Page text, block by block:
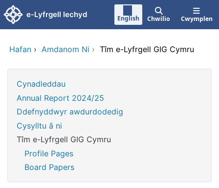
Neidio i'r prif gynnwy
e-Lyfrgell Iechyd English Chwilio Cwymplen
Hafan › Amdanom Ni › Tîm e-Lyfrgell GIG Cymru
Cynadleddau
Annual Report 2024/25
Ddefnyddwyr awdurdodedig
Cysylltu â ni
Tîm e-Lyfrgell GIG Cymru
Profile Pages
Board Papers